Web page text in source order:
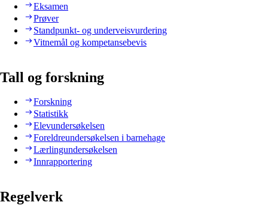
Eksamen
Prøver
Standpunkt- og underveisvurdering
Vitnemål og kompetansebevis
Tall og forskning
Forskning
Statistikk
Elevundersøkelsen
Foreldreundersøkelsen i barnehage
Lærlingundersøkelsen
Innrapportering
Regelverk